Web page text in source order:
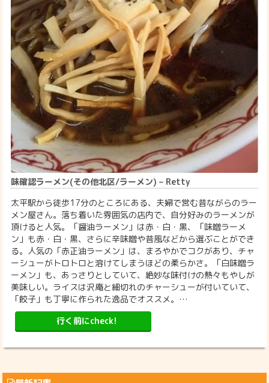
味確認ラーメン(その他北区/ラーメン) – Retty
太平駅から徒歩17分のところにある、夫婦で営む昔ながらのラー
メン屋さん。落ち着いた雰囲気の店内で、自分好みのラーメンが
頂けると人気。「醤油ラーメン」は赤・白・黒、「味噌ラーメ
ン」も赤・白・黒、さらに辛味噌や昔風などから選ぶことができ
る。人気の「赤正油ラーメン」は、まろやかでコクがあり、チャ
ーシューがトロトロと溶けてしまうほどの柔らかさ。「白味噌ラ
ーメン」も、あっさりとしていて、絶妙な味付けの熱々もやしが
美味しい。ライスは沢庵と細切れのチャーシューが付いていて、
「餃子」も丁寧に作られた逸品でオススメ。…
行く前にcheck!